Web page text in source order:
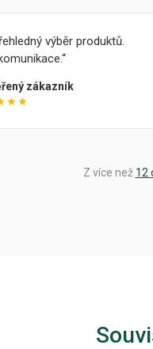
výběr produktů.
zákazník
Z více než 12